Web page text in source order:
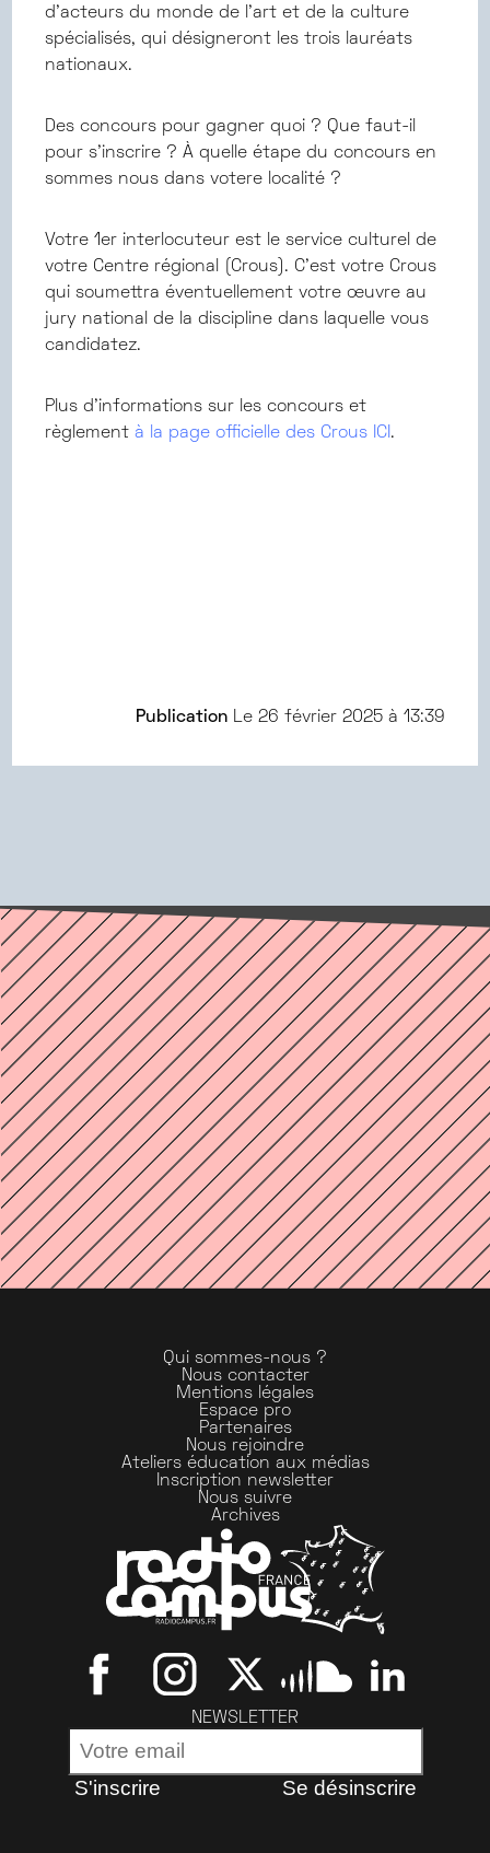
d’acteurs du monde de l’art et de la culture
spécialisés, qui désigneront les trois lauréats
nationaux.
Des concours pour gagner quoi ? Que faut-il
pour s’inscrire ? À quelle étape du concours en
sommes nous dans votere localité ?
Votre 1er interlocuteur est le service culturel de
votre Centre régional (Crous). C’est votre Crous
qui soumettra éventuellement votre œuvre au
jury national de la discipline dans laquelle vous
candidatez.
Plus d'informations sur les concours et
règlementà la page officielle des Crous ICI .
PublicationLe 26 février 2025 à 13:39
Qui sommes-nous ?
Nous contacter
Mentions légales
Espace pro
Partenaires
Nous rejoindre
Ateliers éducation aux médias
Inscription newsletter
Nous suivre
Archives
NEWSLETTER
S'inscrire Se désinscrire